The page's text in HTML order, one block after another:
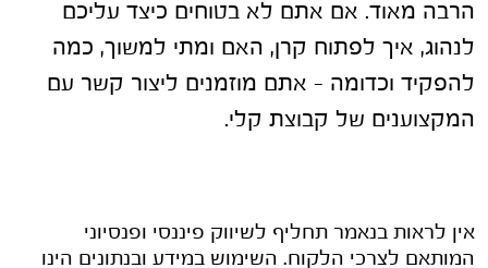
הרבה מאוד. אם אתם לא בטוחים כיצד עליכם
לנהוג, איך לפתוח קרן, האם ומתי למשוך, כמה
להפקיד וכדומה – אתם מוזמנים ליצור קשר עם
המקצוענים של קבוצת קלי.
אין לראות בנאמר תחליף לשיווק פיננסי ופנסיוני
המותאם לצרכי הלקוח. השימוש במידע ובנתונים הינו